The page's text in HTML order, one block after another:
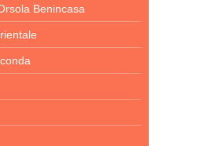
Benincasa